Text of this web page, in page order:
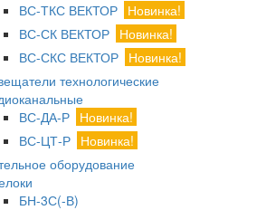
ВС-ТКС ВЕКТОР Новинка!
ВС-СК ВЕКТОР Новинка!
ВС-СКС ВЕКТОР Новинка!
технологические
ВС-ДА-Р Новинка!
ВС-ЦТ-Р Новинка!
оборудование
БН-3С(-В)